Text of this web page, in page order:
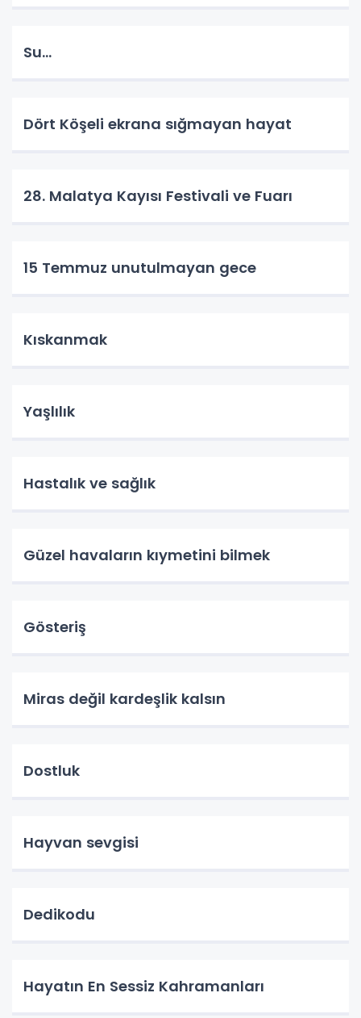
Su…
Dört Köşeli ekrana sığmayan hayat
28. Malatya Kayısı Festivali ve Fuarı
15 Temmuz unutulmayan gece
Kıskanmak
Yaşlılık
Hastalık ve sağlık
Güzel havaların kıymetini bilmek
Gösteriş
Miras değil kardeşlik kalsın
Dostluk
Hayvan sevgisi
Dedikodu
Hayatın En Sessiz Kahramanları